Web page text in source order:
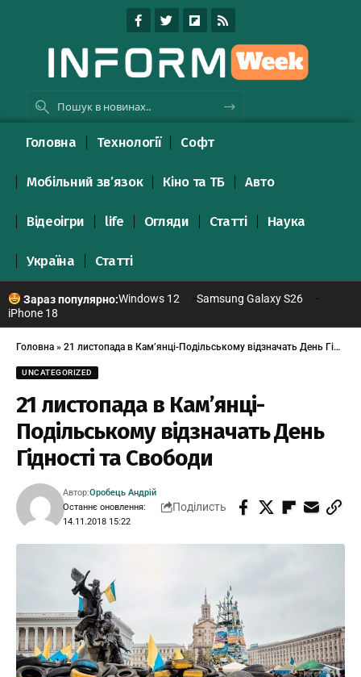
Головна Технології Софт
Мобільний зв’язок Кіно та ТБ Авто
Відеоігри life Огляди Статті Наука
Україна Статті
Зараз популярно:Windows 12
Samsung Galaxy S26
iPhone 18
Головна » 21 листопада в Кам’янці-Подільському відзначать День Гідності та Свободи
UNCATEGORIZED
21 листопада в Кам’янці-
Подільському відзначать День
Гідності та Свободи
Останнє оновлення:
14.11.2018 15:22
Автор:Оробець Андрій
Поділисть